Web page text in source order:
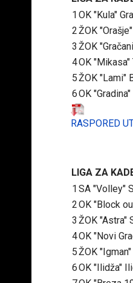
1 OK "Kula"
2ŽOK
3 ŽOK
4OK "Mikasa"
5ŽOK "Lami"
6OK
RASPORED
LIGA ZA
1 SA "Volley"
2OK "Block
3 ŽOK "Astra"
4OK "Novi
5ŽOK
6OK "Ilidža"